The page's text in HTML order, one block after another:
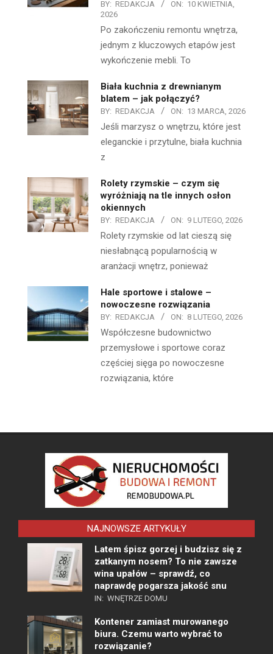
BY: REDAKCJA ON: 10 KWIETNIA,
2026
Po zakończeniu remontu wnętrza,
jednym z kluczowych etapów jest
wykończenie mebli. To
Biała kuchnia z drewnianym
blatem – jak połączyć?
BY: REDAKCJA ON: 13 MARCA, 2026
Jeśli marzysz o wnętrzu, które jest
eleganckie i przytulne, biała kuchnia
z
Rolety rzymskie – czym się
wyróżniają na tle innych osłon
okiennych
BY: REDAKCJA ON: 9 LUTEGO, 2026
Rolety rzymskie od lat cieszą się
niesłabnącą popularnością w
aranżacji wnętrz, ponieważ
Hale sportowe i stalowe –
nowoczesne rozwiązania
BY: REDAKCJA ON: 8 LUTEGO, 2026
Współczesne budownictwo
przemysłowe i sportowe coraz
częściej sięga po nowoczesne
rozwiązania, które
NAJNOWSZE ARTYKUŁY
Latem śpisz gorzej i budzisz się z
zatkanym nosem? To nie zawsze
wina upałów – sprawdź, co
naprawdę pogarsza jakość snu
IN: WNĘTRZE DOMU
Kontener zamiast murowanego
biura. Czemu warto wybrać to
rozwiązanie?